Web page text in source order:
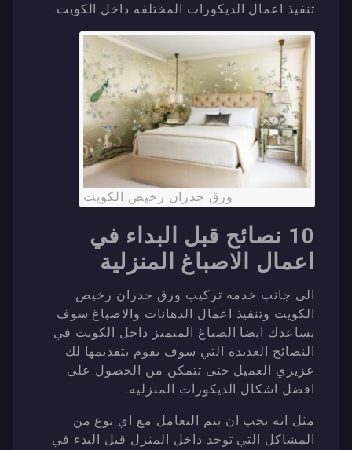
تنفيذ اعمال الديكورات المختلفه داخل الكويت.
ورق جدران رخيص الكويت
10 نصائح قبل البداء في
اعمال الاصباغ المنزلية
الى جانب خدمه تركيب ورق جدران رخيص
الكويت وتنفيذ اعمال الدهانات والاصباغ سوف
يساعدك ايضا الصباغ المتميز داخل الكويت في
النصائح العديده التي سوف يقوم بتقديمها لك
عزيزي العميل حتى تتمكن من الحصول على
افضل اشكال الديكورات المنزليه.
مثل انه يجب ان يتم التعامل مع اي نوع من
المشاكل التي توجد داخل المنزل قبل البدء في